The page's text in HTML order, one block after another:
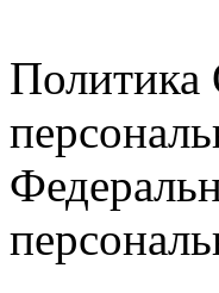
Политика